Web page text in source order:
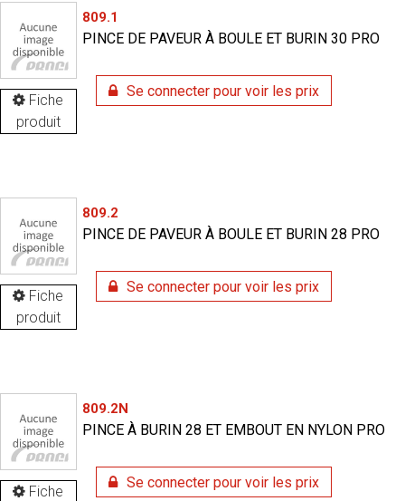
Fiche
produit
809.1
PINCE DE PAVEUR À BOULE ET BURIN 30 PRO
Se connecter pour voir les prix
Fiche
produit
809.2
PINCE DE PAVEUR À BOULE ET BURIN 28 PRO
Se connecter pour voir les prix
Fiche
809.2N
PINCE À BURIN 28 ET EMBOUT EN NYLON PRO
Se connecter pour voir les prix